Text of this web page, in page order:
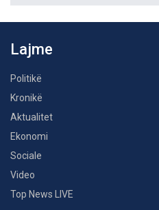
Lajme
Politikë
Kronikë
Aktualitet
Ekonomi
Sociale
Video
Top News LIVE